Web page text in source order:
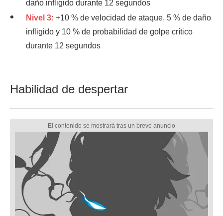
daño infligido durante 12 segundos
Nivel 3: +10 % de velocidad de ataque, 5 % de daño
infligido y 10 % de probabilidad de golpe crítico
durante 12 segundos
Habilidad de despertar